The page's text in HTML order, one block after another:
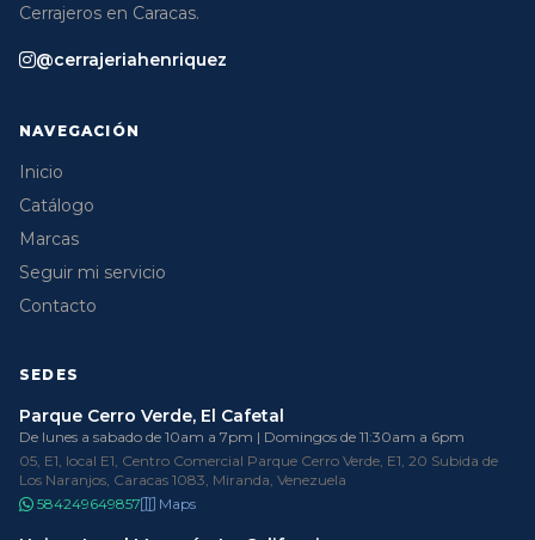
Cerrajeros en Caracas.
@cerrajeriahenriquez
NAVEGACIÓN
Inicio
Catálogo
Marcas
Seguir mi servicio
Contacto
SEDES
Parque Cerro Verde, El Cafetal
De lunes a sabado de 10am a 7pm | Domingos de 11:30am a 6pm
05, E1, local E1, Centro Comercial Parque Cerro Verde, E1, 20 Subida de
Los Naranjos, Caracas 1083, Miranda, Venezuela
584249649857
Maps